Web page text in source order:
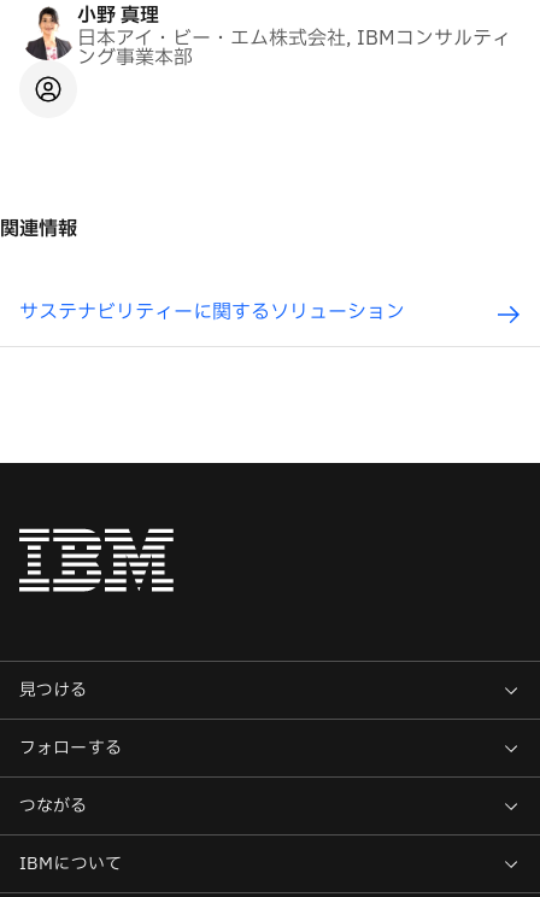
小野 真理
日本アイ・ビー・エム株式会社, IBMコンサルティ
ング事業本部
関連情報
サステナビリティーに関するソリューション